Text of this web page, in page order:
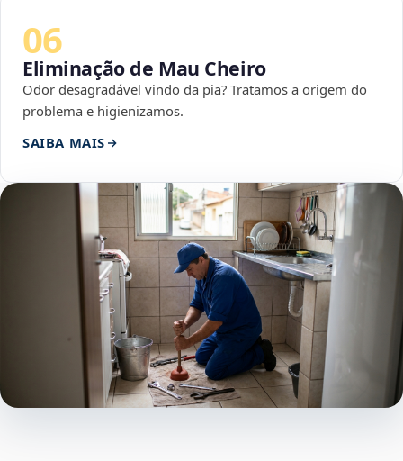
06
Eliminação de Mau Cheiro
Odor desagradável vindo da pia? Tratamos a origem do
problema e higienizamos.
SAIBA MAIS